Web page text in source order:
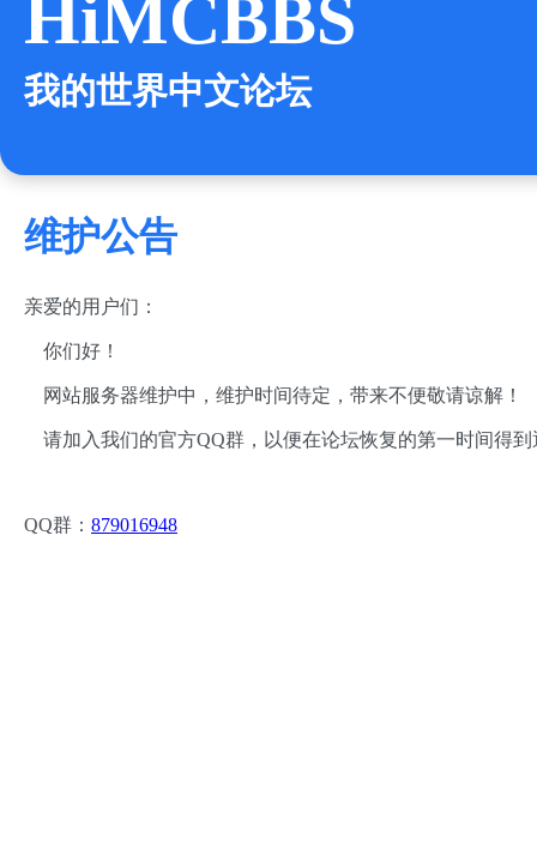
HiMCBBS
我的世界中文论坛
维护公告
亲爱的用户们：
你们好！
网站服务器维护中，维护时间待定，带来不便敬请谅解！
请加入我们的官方QQ群，以便在论坛恢复的第一时间得到
QQ群： 879016948